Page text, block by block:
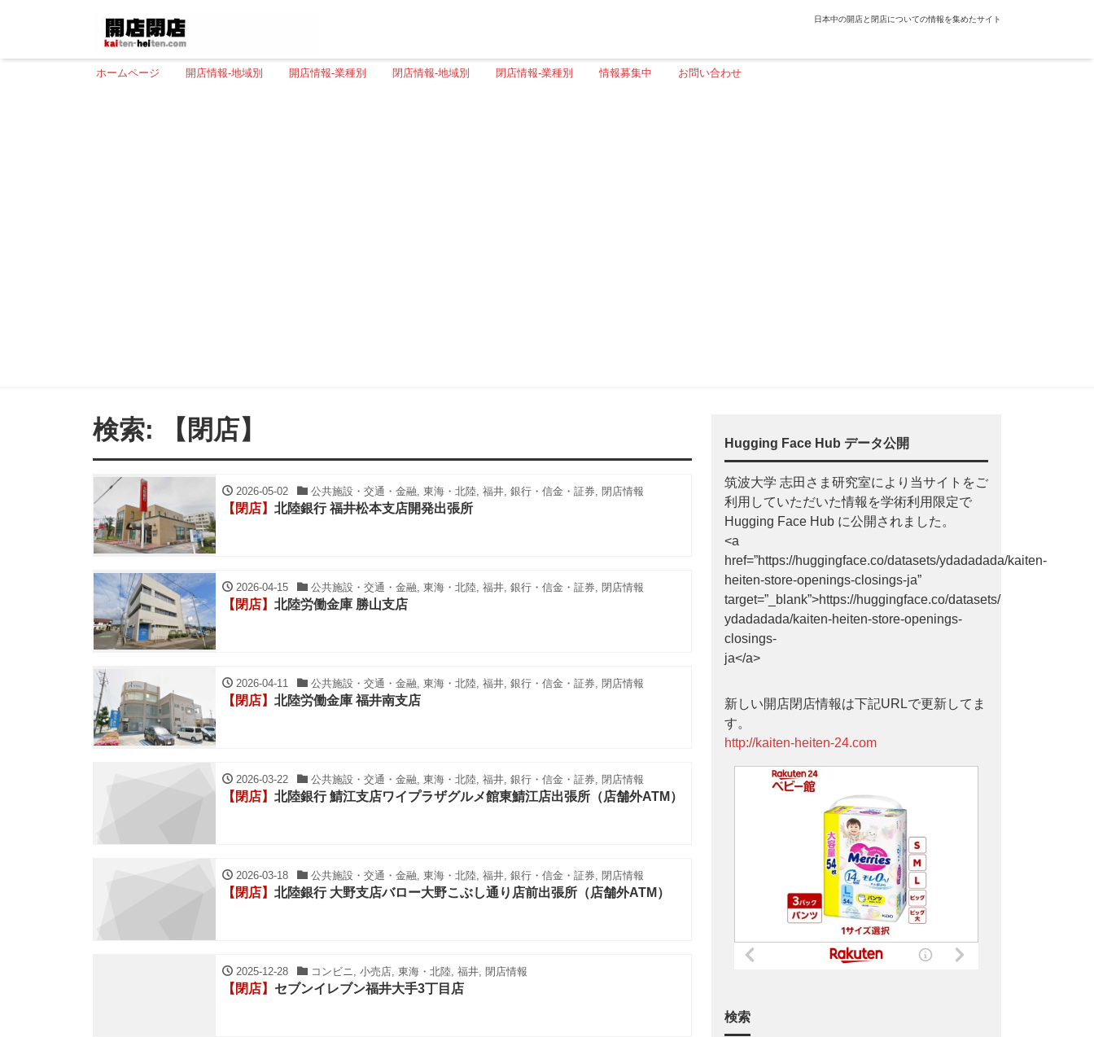
日本中の開店と閉店についての情報を集めたサイト
ホームページ 開店情報-地域別 開店情報-業種別 閉店情報-地域別 閉店情報-業種別 情報募集中 お問い合わせ
検索: 【閉店】
2026-05-02 公共施設・交通・金融, 東海・北陸, 福井, 銀行・信金・証券, 閉店情報
【閉店】 北陸銀行 福井松本支店開発出張所
2026-04-15 公共施設・交通・金融, 東海・北陸, 福井, 銀行・信金・証券, 閉店情報
【閉店】 北陸労働金庫 勝山支店
2026-04-11 公共施設・交通・金融, 東海・北陸, 福井, 銀行・信金・証券, 閉店情報
【閉店】 北陸労働金庫 福井南支店
2026-03-22 公共施設・交通・金融, 東海・北陸, 福井, 銀行・信金・証券, 閉店情報
【閉店】 北陸銀行 鯖江支店ワイプラザグルメ館東鯖江店出張所（店舗外ATM）
2026-03-18 公共施設・交通・金融, 東海・北陸, 福井, 銀行・信金・証券, 閉店情報
【閉店】 北陸銀行 大野支店バロー大野こぶし通り店前出張所（店舗外ATM）
2025-12-28 コンビニ, 小売店, 東海・北陸, 福井, 閉店情報
【閉店】 セブンイレブン福井大手3丁目店
Hugging Face Hub データ公開
筑波大学 志田さま研究室により当サイトをご
利用していただいた情報を学術利用限定で
Hugging Face Hub に公開されました。
<a
href=”https://huggingface.co/datasets/ydadadada/kaiten-
heiten-store-openings-closings-ja”
target=”_blank”>https://huggingface.co/datasets/
ydadadada/kaiten-heiten-store-openings-
closings-
ja</a>
新しい開店閉店情報は下記URLで更新してま
す。
http://kaiten-heiten-24.com
検索